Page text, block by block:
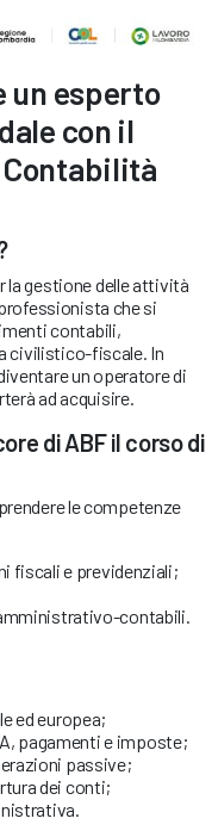
un esperto
con il
la gestione delle attività
che si
contabili,
civilistico-fiscale. In
un operatore di
ad acquisire.
di ABF il corso di
le competenze
fiscali e previdenziali;
contabili.
ed europea;
pagamenti e imposte;
passive;
dei conti;